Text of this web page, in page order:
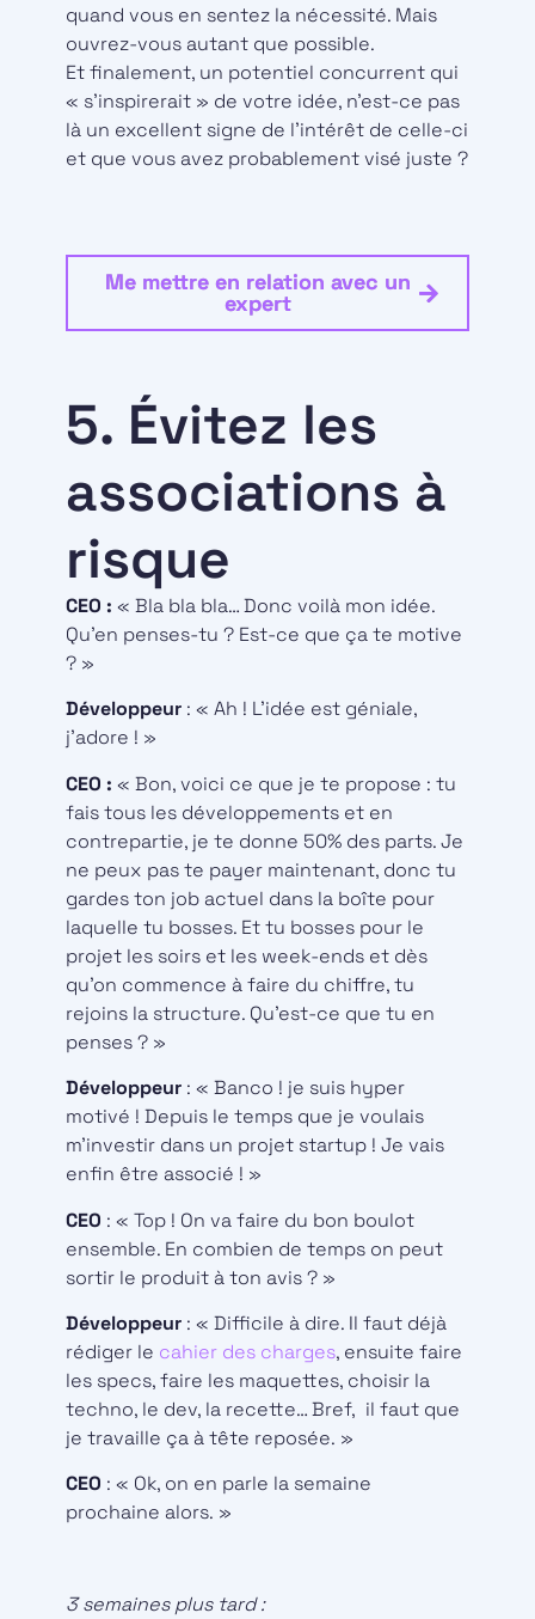
quand vous en sentez la nécessité. Mais
ouvrez-vous autant que possible.
Et finalement, un potentiel concurrent qui
« s’inspirerait » de votre idée, n’est-ce pas
là un excellent signe de l’intérêt de celle-ci
et que vous avez probablement visé juste ?
Me mettre en relation avec un
expert
5. Évitez les
associations à
risque
CEO : « Bla bla bla… Donc voilà mon idée.
Qu’en penses-tu ? Est-ce que ça te motive
? »
Développeur: « Ah ! L’idée est géniale,
j’adore ! »
CEO : « Bon, voici ce que je te propose : tu
fais tous les développements et en
contrepartie, je te donne 50% des parts. Je
ne peux pas te payer maintenant, donc tu
gardes ton job actuel dans la boîte pour
laquelle tu bosses. Et tu bosses pour le
projet les soirs et les week-ends et dès
qu’on commence à faire du chiffre, tu
rejoins la structure. Qu’est-ce que tu en
penses ? »
Développeur: « Banco ! je suis hyper
motivé ! Depuis le temps que je voulais
m’investir dans un projet startup ! Je vais
enfin être associé ! »
CEO : « Top ! On va faire du bon boulot
ensemble. En combien de temps on peut
sortir le produit à ton avis ? »
Développeur: « Difficile à dire. Il faut déjà
rédiger le cahier des charges, ensuite faire
les specs, faire les maquettes, choisir la
techno, le dev, la recette… Bref, il faut que
je travaille ça à tête reposée. »
CEO : « Ok, on en parle la semaine
prochaine alors. »
3 semaines plus tard :